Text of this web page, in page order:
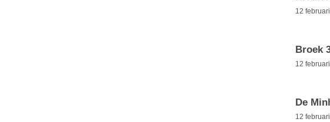
12
Broek
12
De
12